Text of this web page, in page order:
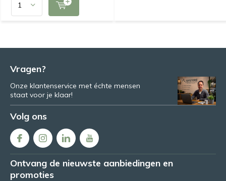
Vragen?
Onze klantenservice met échte mensen
staat voor je klaar!
Volg ons
Ontvang de nieuwste aanbiedingen en
promoties